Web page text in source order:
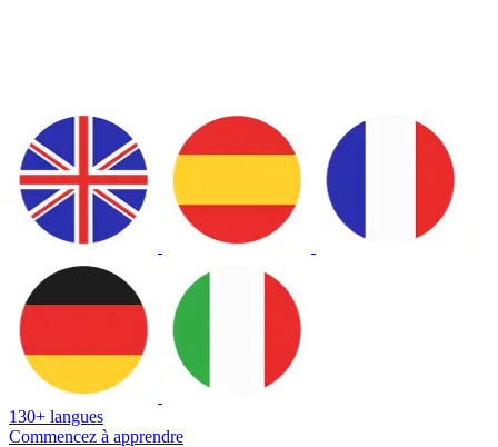
130+ langues
Commencez à apprendre